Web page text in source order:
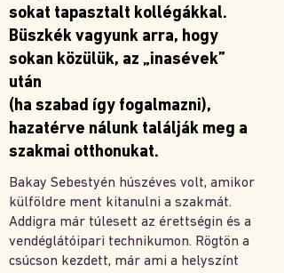
sokat tapasztalt kollégákkal.
Büszkék vagyunk arra, hogy
sokan közülük, az „inasévek”
után
(ha szabad így fogalmazni),
hazatérve nálunk találják meg a
szakmai otthonukat.
Bakay Sebestyén húszéves volt, amikor
külföldre ment kitanulni a szakmát.
Addigra már túlesett az érettségin és a
vendéglátóipari technikumon. Rögtön a
csúcson kezdett, már ami a helyszínt